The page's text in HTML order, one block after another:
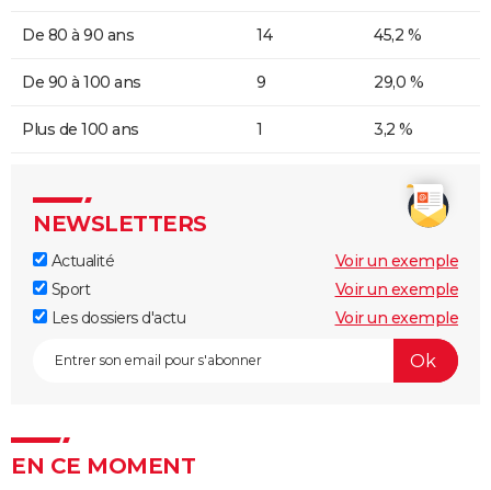
De 80 à 90 ans 14 45,2 %
De 90 à 100 ans 9 29,0 %
Plus de 100 ans 1 3,2 %
NEWSLETTERS
Actualité
Voir un exemple
Sport
Voir un exemple
Les dossiers d'actu
Voir un exemple
EN CE MOMENT